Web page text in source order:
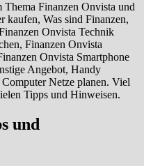
Finanzen Onvista und
kaufen, Was sind Finanzen,
Onvista Technik
Finanzen Onvista
Onvista Smartphone
Angebot, Handy
Netze planen. Viel
Tipps und Hinweisen.
und